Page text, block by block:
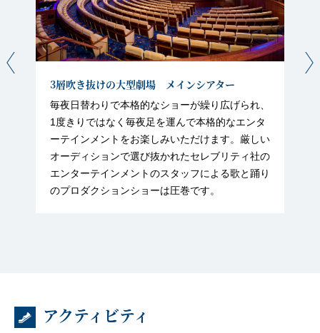
3層吹き抜けの大型劇場 メインシアター
毎夜日替わりで本格的なショーが繰り広げられ、
1度きりではなく毎夜足を運んで本格的なエンタ
ーテインメントをお楽しみいただけます。厳しい
オーディションで選び抜かれたセレブリティ社の
エンターテインメントのスタッフによる歌と踊り
のプロダクションショーは圧巻です。
アクティビティ